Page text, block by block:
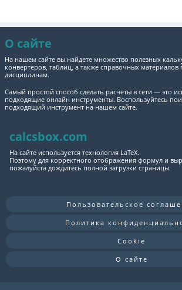
О сайте
На нашем сайте вы найдете множество полезных
конвертеров, таблиц, а также справочных
дисциплинам.
Самый простой способ сделать расчеты в сети — это
подходящие онлайн инструменты. Воспользуйтесь
подходящий инструмент на нашем сайте.
calcsbox.com
На сайте используется технология LaTeX.
Поэтому для корректного отображения формул и
пожалуйста дождитесь полной загрузки страницы.
Пользовательское
Политика
Cookie
О сайте